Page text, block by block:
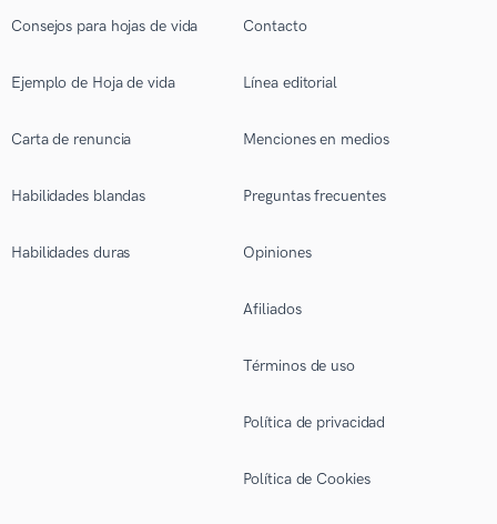
Consejos para hojas de vida
Ejemplo de Hoja de vida
Carta de renuncia
Habilidades blandas
Habilidades duras
Contacto
Línea editorial
Menciones en medios
Preguntas frecuentes
Opiniones
Afiliados
Términos de uso
Política de privacidad
Política de Cookies